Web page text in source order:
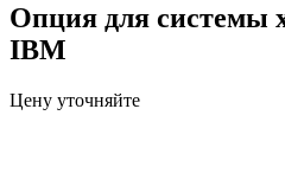
Опция для системы
IBM
Цену уточняйте